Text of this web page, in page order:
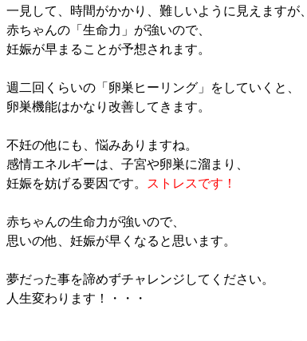
一見して、時間がかかり、難しいように見えますが、
赤ちゃんの「生命力」が強いので、
妊娠が早まることが予想されます。
週二回くらいの「卵巣ヒーリング」をしていくと、
卵巣機能はかなり改善してきます。
不妊の他にも、悩みありますね。
感情エネルギーは、子宮や卵巣に溜まり、
妊娠を妨げる要因です。
ストレスです！
赤ちゃんの生命力が強いので、
思いの他、妊娠が早くなると思います。
夢だった事を諦めずチャレンジしてください。
人生変わります！・・・